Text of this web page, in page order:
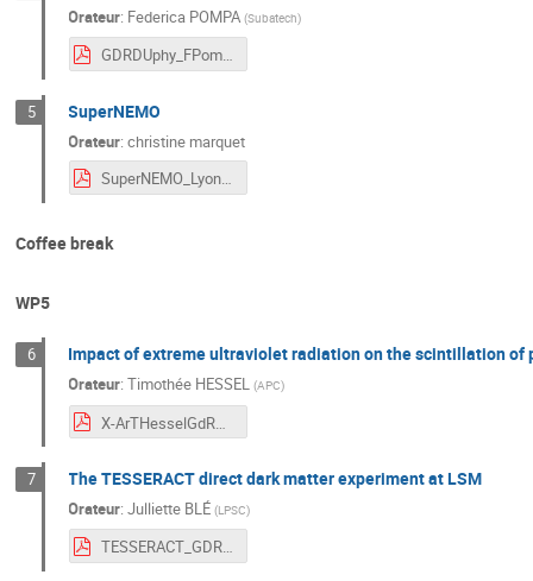
Orateur: Federica POMPA (Subatech)
GDRDUphy_FPompa.pdf
5 SuperNEMO
Orateur:christine marquet
SuperNEMO_Lyon2025.pdf
Coffee break
WP5
6 Impact of extreme ultraviolet radiation on the scintillation of
Orateur:Timothée HESSEL (APC)
X-ArTHesselGdRDUPhy.pdf
7 The TESSERACT direct dark matter experiment at LSM
Orateur:Julliette BLÉ (LPSC)
TESSERACT_GDRDUPhy_2025.pdf